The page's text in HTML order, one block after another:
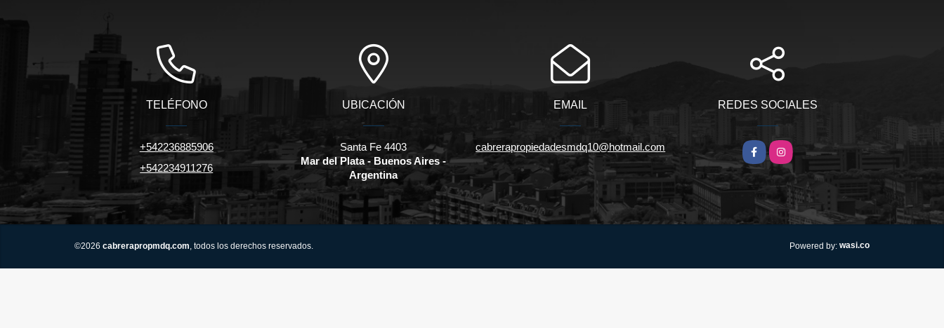
TELÉFONO
+542236885906
+542234911276
UBICACIÓN
Santa Fe 4403
Mar del Plata - Buenos Aires -
Argentina
EMAIL
cabrerapropiedadesmdq10@hotmail.com
REDES SOCIALES
FacebookInstagram
©2026 cabrerapropmdq.com , todos los derechos reservados. Powered by: wasi.co